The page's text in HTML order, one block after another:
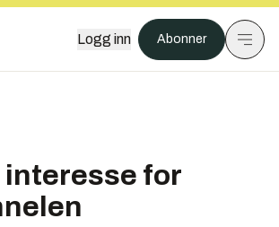
Logg inn Abonner
interesse for